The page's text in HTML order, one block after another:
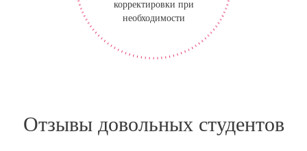
корректировки при
необходимости
Отзывы довольных студентов